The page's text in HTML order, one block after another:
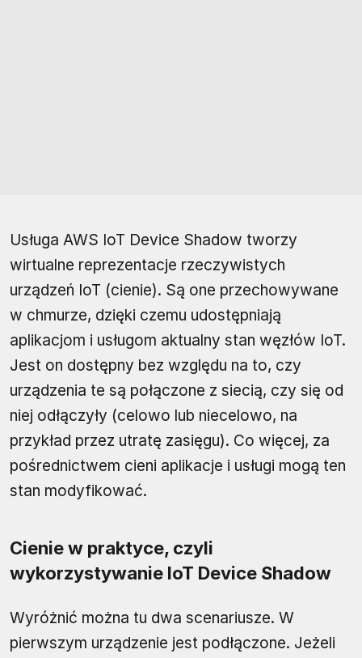
Usługa AWS IoT Device Shadow tworzy
wirtualne reprezentacje rzeczywistych
urządzeń IoT (cienie). Są one przechowywane
w chmurze, dzięki czemu udostępniają
aplikacjom i usługom aktualny stan węzłów IoT.
Jest on dostępny bez względu na to, czy
urządzenia te są połączone z siecią, czy się od
niej odłączyły (celowo lub niecelowo, na
przykład przez utratę zasięgu). Co więcej, za
pośrednictwem cieni aplikacje i usługi mogą ten
stan modyfikować.
Cienie w praktyce, czyli
wykorzystywanie IoT Device Shadow
Wyróżnić można tu dwa scenariusze. W
pierwszym urządzenie jest podłączone. Jeżeli